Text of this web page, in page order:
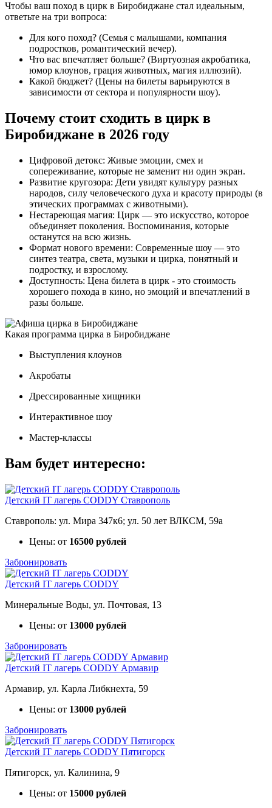
Чтобы ваш поход в цирк в Биробиджане стал идеальным,
ответьте на три вопроса:
Для кого поход? (Семья с малышами, компания
подростков, романтический вечер).
Что вас впечатляет больше? (Виртуозная акробатика,
юмор клоунов, грация животных, магия иллюзий).
Какой бюджет? (Цены на билеты варьируются в
зависимости от сектора и популярности шоу).
Почему стоит сходить в цирк в
Биробиджане в 2026 году
Цифровой детокс: Живые эмоции, смех и
сопереживание, которые не заменит ни один экран.
Развитие кругозора: Дети увидят культуру разных
народов, силу человеческого духа и красоту природы (в
этических программах с животными).
Нестареющая магия: Цирк — это искусство, которое
объединяет поколения. Воспоминания, которые
останутся на всю жизнь.
Формат нового времени: Современные шоу — это
синтез театра, света, музыки и цирка, понятный и
подростку, и взрослому.
Доступность: Цена билета в цирк - это стоимость
хорошего похода в кино, но эмоций и впечатлений в
разы больше.
Какая программа цирка в Биробиджане
Выступления клоунов
Акробаты
Дрессированные хищники
Интерактивное шоу
Мастер-классы
Вам будет интересно:
Детский IT лагерь CODDY Ставрополь
Ставрополь: ул. Мира 347к6; ул. 50 лет ВЛКСМ, 59а
Цены: от 16500 рублей
Забронировать
Детский IT лагерь CODDY
Минеральные Воды, ул. Почтовая, 13
Цены: от 13000 рублей
Забронировать
Детский IT лагерь CODDY Армавир
Армавир, ул. Карла Либкнехта, 59
Цены: от 13000 рублей
Забронировать
Детский IT лагерь CODDY Пятигорск
Пятигорск, ул. Калинина, 9
Цены: от 15000 рублей